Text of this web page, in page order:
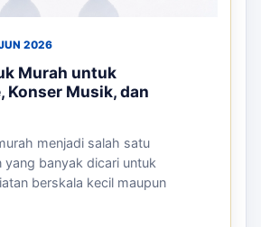
2026
Murah untuk
Konser Musik, dan
menjadi salah satu
yang banyak dicari untuk
berskala kecil maupun